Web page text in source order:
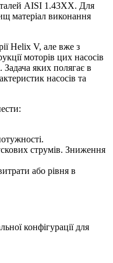
AISI 1.43XX. Для
матеріал виконання
Helix V, але вже з
моторів цих насосів
Задача яких полягає в
насосів та
струмів. Зниження
або рівня в
конфігурації для